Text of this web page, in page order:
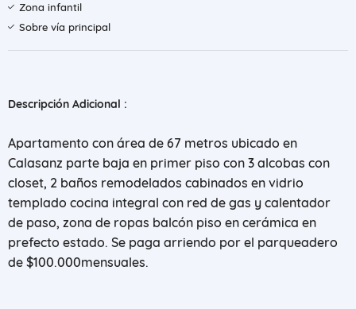
Zona infantil
Sobre vía principal
Descripción Adicional :
Apartamento con área de 67 metros ubicado en
Calasanz parte baja en primer piso con 3 alcobas con
closet, 2 baños remodelados cabinados en vidrio
templado cocina integral con red de gas y calentador
de paso, zona de ropas balcón piso en cerámica en
prefecto estado. Se paga arriendo por el parqueadero
de $100.000mensuales.